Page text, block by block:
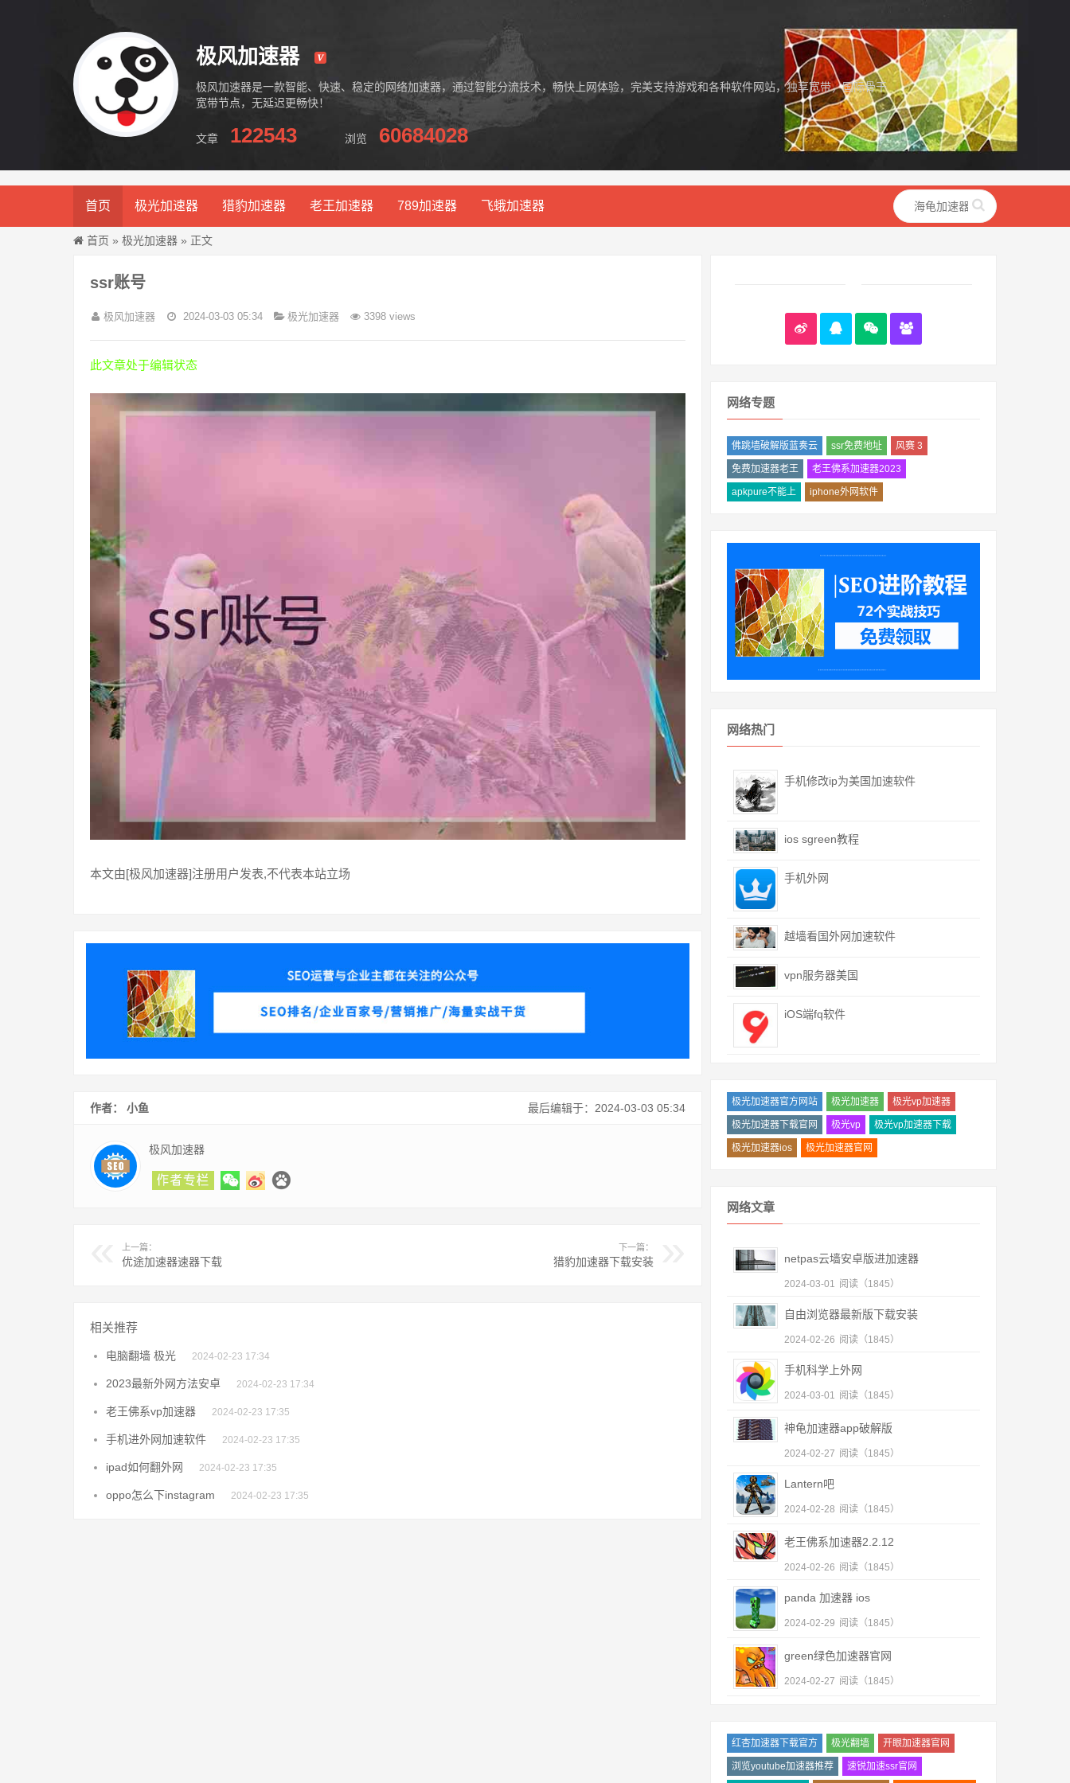
极风加速器
极风加速器是一款智能、快速、稳定的网络加速器，通过智能分流技术，畅快上网体验，完美支持游戏和各种软件网站，独享宽带，国际骨干
宽带节点，无延迟更畅快！
文章 122543 浏览 60684028
首页 极光加速器 猎豹加速器 老王加速器 789加速器 飞蛾加速器
首页 » 极光加速器 » 正文
ssr账号
极风加速器 2024-03-03 05:34 极光加速器 3398 views
此文章处于编辑状态
本文由[极风加速器]注册用户发表,不代表本站立场
最后编辑于：2024-03-03 05:34
作者： 小鱼
极风加速器
上一篇：
优途加速器速器下载
下一篇：
猎豹加速器下载安装
相关推荐
电脑翻墙 极光 2024-02-23 17:34
2023最新外网方法安卓 2024-02-23 17:34
老王佛系vp加速器 2024-02-23 17:35
手机进外网加速软件 2024-02-23 17:35
ipad如何翻外网 2024-02-23 17:35
oppo怎么下instagram 2024-02-23 17:35
网络专题
佛跳墙破解版蓝奏云 ssr免费地址 风赛 3
免费加速器老王 老王佛系加速器2023
apkpure不能上 iphone外网软件
网络热门
手机修改ip为美国加速软件
ios sgreen教程
手机外网
越墙看国外网加速软件
vpn服务器美国
iOS端fq软件
极光加速器官方网站 极光加速器 极光vp加速器
极光加速器下载官网 极光vp 极光vp加速器下载
极光加速器ios 极光加速器官网
网络文章
netpas云墙安卓版进加速器
2024-03-01 阅读（1845）
自由浏览器最新版下载安装
2024-02-26 阅读（1845）
手机科学上外网
2024-03-01 阅读（1845）
神龟加速器app破解版
2024-02-27 阅读（1845）
Lantern吧
2024-02-28 阅读（1845）
老王佛系加速器2.2.12
2024-02-26 阅读（1845）
panda 加速器 ios
2024-02-29 阅读（1845）
green绿色加速器官网
2024-02-27 阅读（1845）
红杏加速器下载官方 极光翻墙 开眼加速器官网
浏览youtube加速器推荐 速锐加速ssr官网